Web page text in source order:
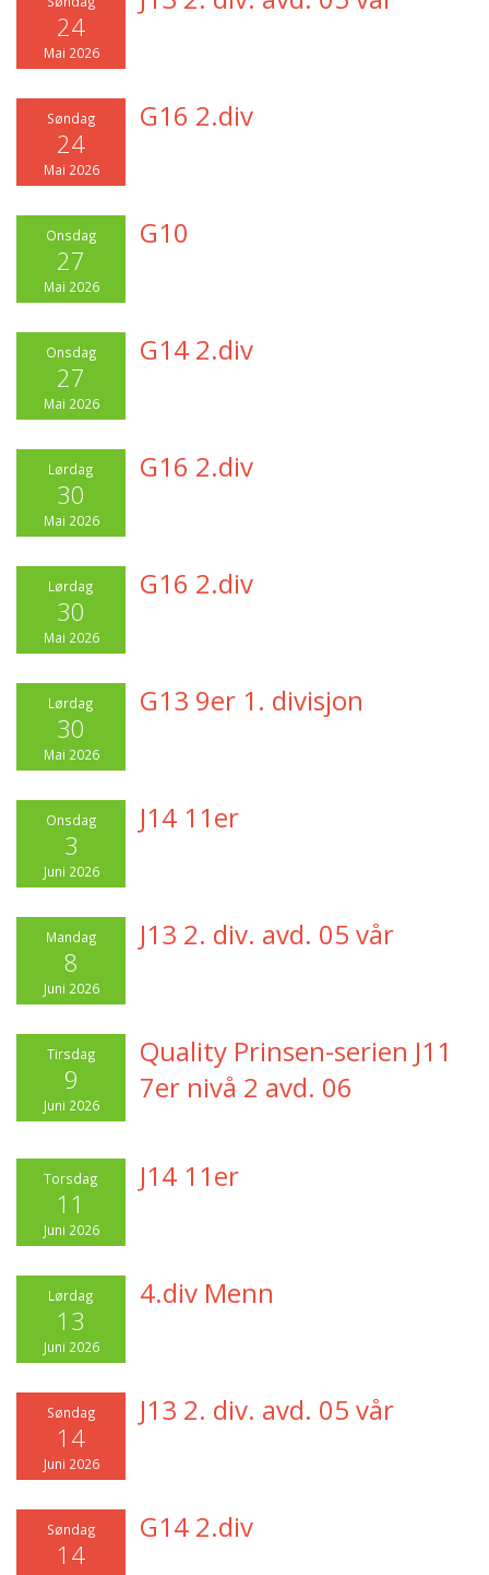
24
Mai 2026
Søndag
24
Mai 2026
G16 2.div
Onsdag
27
Mai 2026
G10
Onsdag
27
Mai 2026
G14 2.div
Lørdag
30
Mai 2026
G16 2.div
Lørdag
30
Mai 2026
G16 2.div
Lørdag
30
Mai 2026
G13 9er 1. divisjon
Onsdag
3
Juni 2026
J14 11er
Mandag
8
Juni 2026
J13 2. div. avd. 05 vår
Tirsdag
9
Juni 2026
Quality Prinsen-serien J11
7er nivå 2 avd. 06
Torsdag
11
Juni 2026
J14 11er
Lørdag
13
Juni 2026
4.div Menn
Søndag
14
Juni 2026
J13 2. div. avd. 05 vår
Søndag
14
G14 2.div